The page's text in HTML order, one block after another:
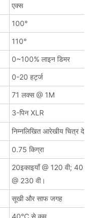
एक्स
100°
110°
0~100% लाइन डिमर
0-20 हर्ट्ज
71 लक्स @ 1M
3-पिन XLR
निम्नलिखित आरेखीय चित्र देखें
0.75 किग्रा
20इकाइयाँ @ 120 वी; 40
@ 230 वी।
सूखी और साफ जगह
40°C से कम